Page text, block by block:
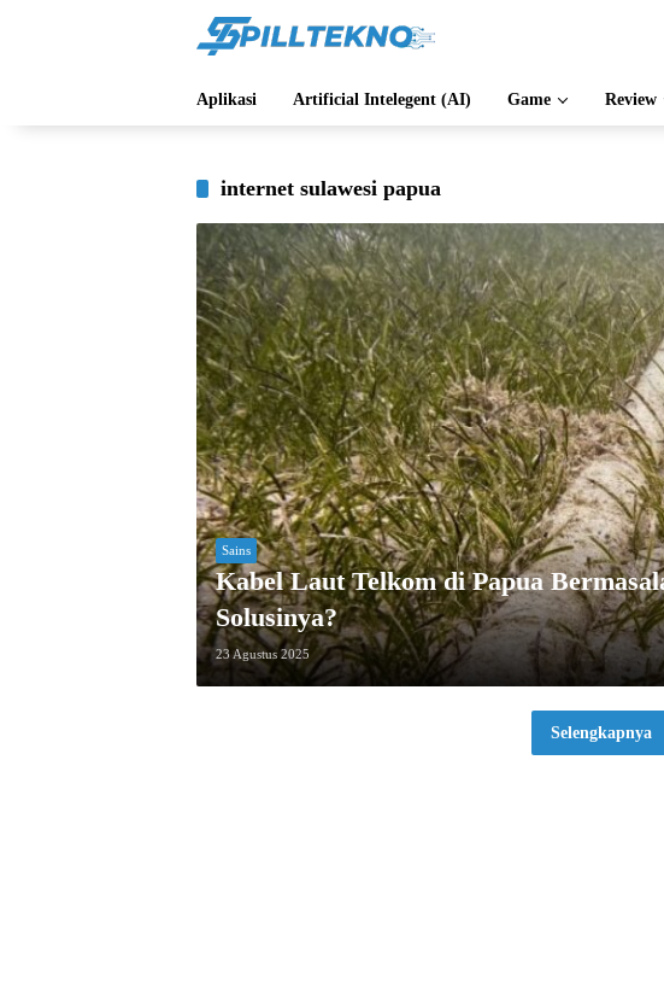
Aplikasi Artificial Intelegent (AI) Game Review
internet sulawesi papua
Sains
Kabel Laut Telkom di Papua
Solusinya?
23 Agustus 2025
Selengkapnya